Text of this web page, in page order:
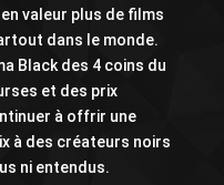
valeur plus de films
dans le monde.
Black des 4 coins du
et des prix
à offrir une
à des créateurs noirs
ni entendus.